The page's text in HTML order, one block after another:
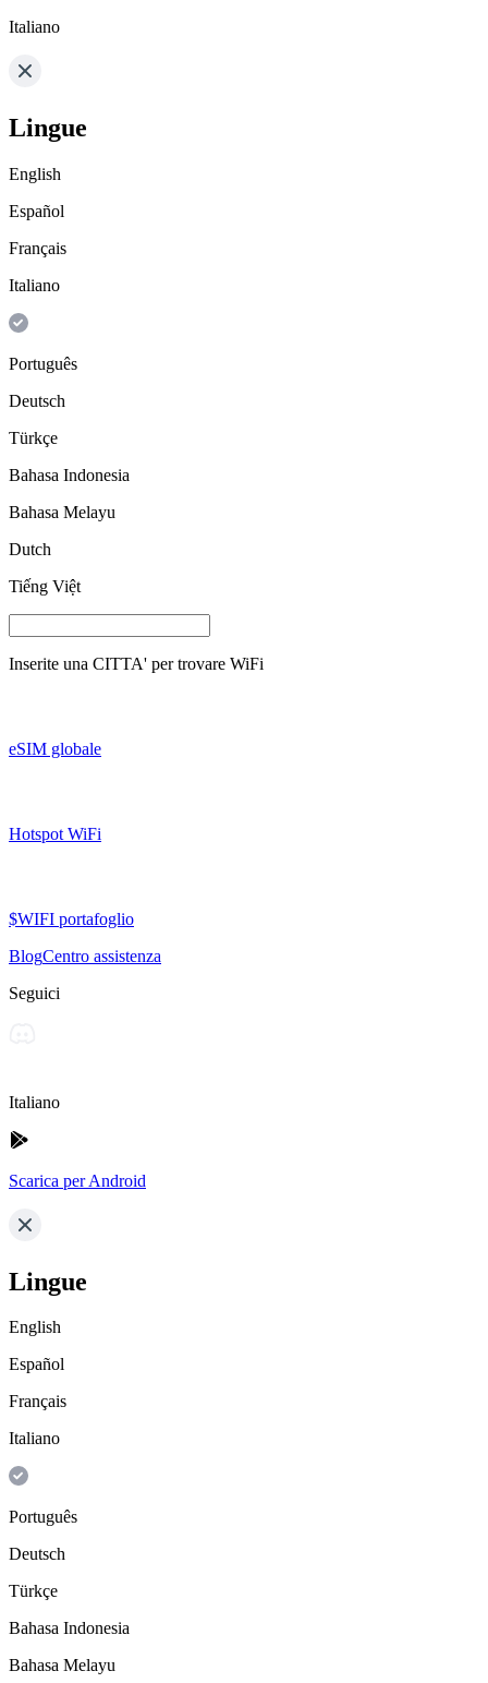
Italiano
Lingue
English
Español
Français
Italiano
Português
Deutsch
Türkçe
Bahasa Indonesia
Bahasa Melayu
Dutch
Tiếng Việt
Inserite una CITTA' per trovare WiFi
eSIM globale
Hotspot WiFi
$WIFI portafoglio
BlogCentro assistenza
Seguici
Italiano
Scarica per Android
Lingue
English
Español
Français
Italiano
Português
Deutsch
Türkçe
Bahasa Indonesia
Bahasa Melayu